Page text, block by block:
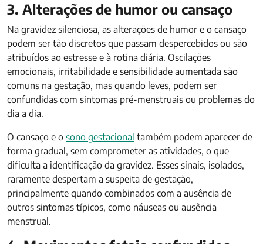
3. Alterações de humor ou cansaço
Na gravidez silenciosa, as alterações de humor e o cansaço
podem ser tão discretos que passam despercebidos ou são
atribuídos ao estresse e à rotina diária. Oscilações
emocionais, irritabilidade e sensibilidade aumentada são
comuns na gestação, mas quando leves, podem ser
confundidas com sintomas pré-menstruais ou problemas do
dia a dia.
O cansaço e o sono gestacional também podem aparecer de
forma gradual, sem comprometer as atividades, o que
dificulta a identificação da gravidez. Esses sinais, isolados,
raramente despertam a suspeita de gestação,
principalmente quando combinados com a ausência de
outros sintomas típicos, como náuseas ou ausência
menstrual.